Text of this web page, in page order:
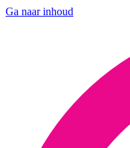
Ga naar inhoud